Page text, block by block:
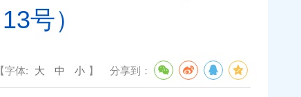
号）
【字体: 大 中 小 】 分享到：